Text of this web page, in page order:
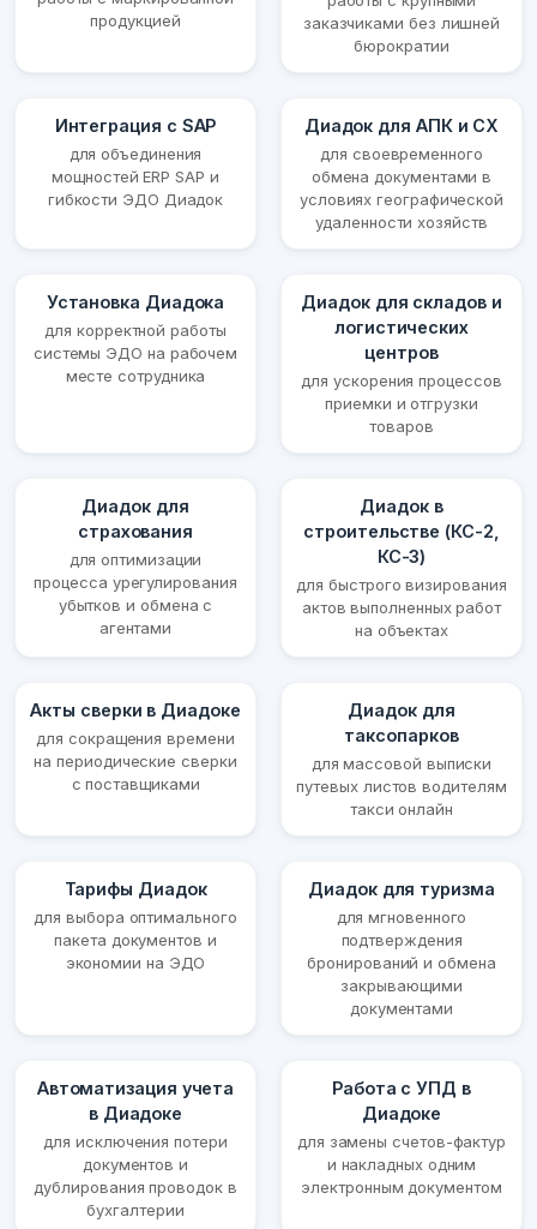
продукцией
заказчиками без лишней
бюрократии
Интеграция с SAP
для объединения
мощностей ERP SAP и
гибкости ЭДО Диадок
Диадок для АПК и СХ
для своевременного
обмена документами в
условиях географической
удаленности хозяйств
Установка Диадока
для корректной работы
системы ЭДО на рабочем
месте сотрудника
Диадок для складов и
логистических
центров
для ускорения процессов
приемки и отгрузки
товаров
Диадок для
страхования
для оптимизации
процесса урегулирования
убытков и обмена с
агентами
Диадок в
строительстве (КС-2,
КС-3)
для быстрого визирования
актов выполненных работ
на объектах
Акты сверки в Диадоке
для сокращения времени
на периодические сверки
с поставщиками
Диадок для
таксопарков
для массовой выписки
путевых листов водителям
такси онлайн
Тарифы Диадок
для выбора оптимального
пакета документов и
экономии на ЭДО
Диадок для туризма
для мгновенного
подтверждения
бронирований и обмена
закрывающими
документами
Автоматизация учета
в Диадоке
для исключения потери
документов и
дублирования проводок в
бухгалтерии
Работа с УПД в
Диадоке
для замены счетов-фактур
и накладных одним
электронным документом